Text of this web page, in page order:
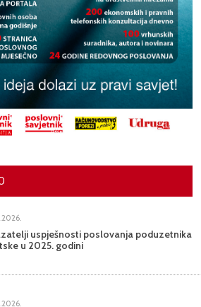
uspješnosti poslovanja poduzetnika
u 2025. godini